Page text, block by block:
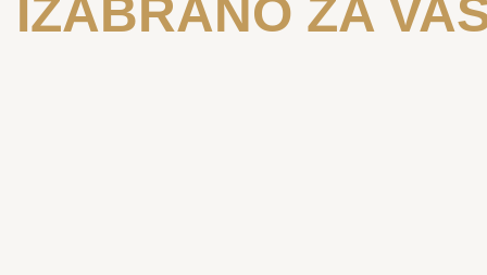
IZABRANO ZA